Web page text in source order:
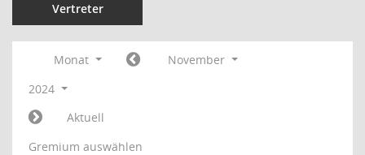
Vertreter
Monat
November
2024
Aktuell
Gremium auswählen